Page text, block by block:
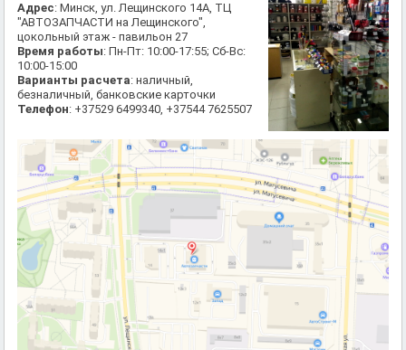
Адрес: Минск, ул. Лещинского 14А, ТЦ
"АВТОЗАПЧАСТИ на Лещинского",
цокольный этаж - павильон 27
Время работы: Пн-Пт: 10:00-17:55; Сб-Вс:
10:00-15:00
Варианты расчета: наличный,
безналичный, банковские карточки
Телефон: +37529 6499340, +37544 7625507